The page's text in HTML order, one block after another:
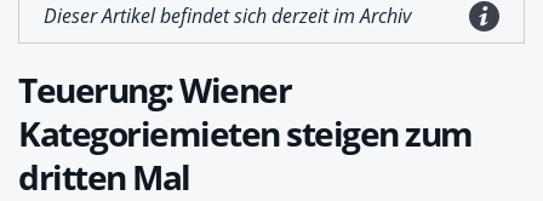
Dieser Artikel befindet sich derzeit im Archiv
Teuerung: Wiener
Kategoriemieten steigen zum
dritten Mal